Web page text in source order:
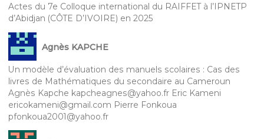
Actes du 7e Colloque international du RAIFFET à l’IPNETP
d’Abidjan (CÔTE D’IVOIRE) en 2025
Agnès KAPCHE
Un modèle d’évaluation des manuels scolaires : Cas des
livres de Mathématiques du secondaire au Cameroun
Agnès Kapche kapcheagnes@yahoo.fr Eric Kameni
ericokameni@gmail.com Pierre Fonkoua
pfonkoua2001@yahoo.fr